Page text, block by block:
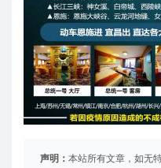
声明： 本站所有文章，如无